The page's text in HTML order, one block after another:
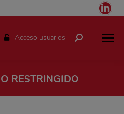
Acceso usuarios Buscar:
RESTRINGIDO